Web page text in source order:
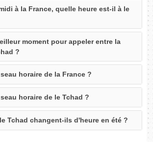
à la France, quelle heure est-il à le
moment pour appeler entre la
?
horaire de la France ?
horaire de le Tchad ?
Tchad changent-ils d'heure en été ?